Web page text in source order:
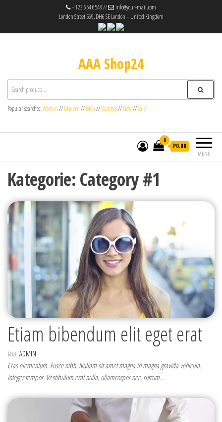
+ 123 654 6548 //
info@your-mail.com
London Street 569, DH6 SE London – United Kingdom
AAA Shop24
Popular searches:Women//Modern//Men//Watches//New//Sale
MENÜ
0
P0.00
Kategorie: Category #1
Etiam bibendum elit eget erat
Von ADMIN
Cras elementum. Fusce nibh. Nullam sit amet magna in magna gravida vehicula.
Integer tempor. Vestibulum erat nulla, ullamcorper nec, rutrum…